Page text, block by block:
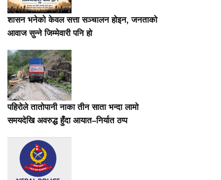
शासन भनेको केवल सत्ता सञ्चालन होइन, जनताको
आवाज सुन्ने जिम्मेवारी पनि हो
पहिरोले तातोपानी नाका तीन साता भन्दा लामो
समयदेखि अवरुद्ध हुँदा आयात–निर्यात ठप्प